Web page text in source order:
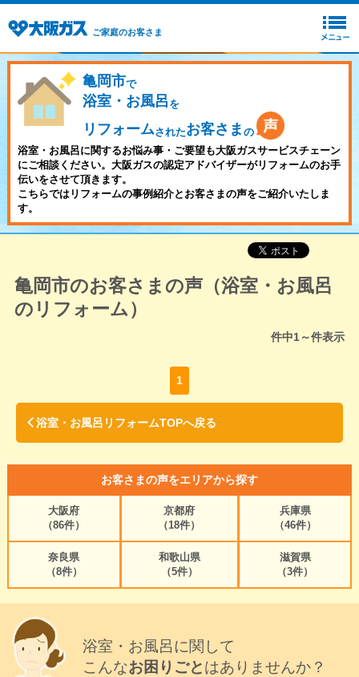
ご家庭のお客さま
亀岡市で
浴室・お風呂 を
リフォームされたお客さま の
浴室・お風呂に関するお悩み事・ご要望も大阪ガスサービスチェーン
にご相談ください。大阪ガスの認定アドバイザーがリフォームのお手
伝いをさせて頂きます。
こちらではリフォームの事例紹介とお客さまの声をご紹介いたしま
す。
亀岡市のお客さまの声（浴室・お風呂
のリフォーム）
件中1～件表示
1
浴室・お風呂リフォームTOPへ戻る
お客さまの声をエリアから探す
大阪府
（86件）
京都府
（18件）
兵庫県
（46件）
奈良県
（8件）
和歌山県
（5件）
滋賀県
（3件）
浴室・お風呂に関して
こんなお困りごとはありませんか？